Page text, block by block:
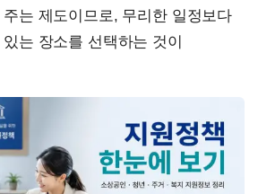
는 제도이므로, 무리한 일정보다
는 장소를 선택하는 것이